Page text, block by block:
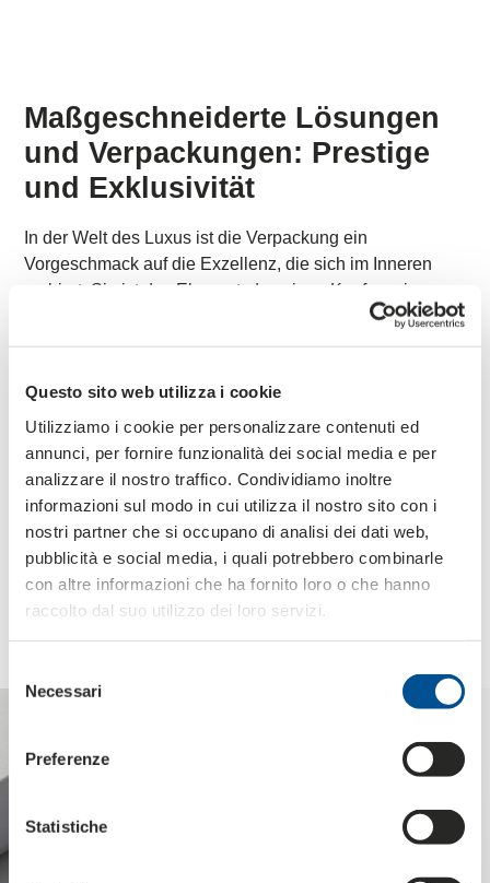
Questo sito web utilizza i cookie
Utilizziamo i cookie per personalizzare contenuti ed
annunci, per fornire funzionalità dei social media e per
analizzare il nostro traffico. Condividiamo inoltre
informazioni sul modo in cui utilizza il nostro sito con i
nostri partner che si occupano di analisi dei dati web,
pubblicità e social media, i quali potrebbero combinarle
con altre informazioni che ha fornito loro o che hanno
raccolto dal suo utilizzo dei loro servizi.
delNecessari
Preferenze
Statistiche
Maßgeschneiderte Lösungen
und Verpackungen: Prestige
und Exklusivität
In der Welt des Luxus ist die Verpackung ein
Vorgeschmack auf die Exzellenz, die sich im Inneren
verbirgt. Sie ist das Element, das einen Kauf zu einem
Unsereluxuriösen Verpackungslösungen aus Karton
edle Materialien, raffiniertesDesign
Liebe zum Detail zu bewahren und hervorzuheben.
Einige
verpackungs- und
displaylösungen für den